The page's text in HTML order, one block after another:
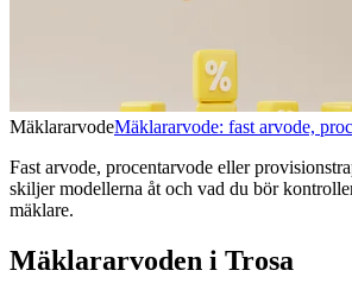
MäklararvodeMäklararvode: fast arvode,
Fast arvode, procentarvode eller
skiljer modellerna åt och vad du bör
mäklare.
Mäklararvoden i Trosa